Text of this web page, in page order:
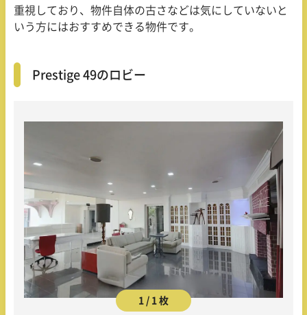
重視しており、物件自体の古さなどは気にしていないと
いう方にはおすすめできる物件です。
Prestige 49のロビー
1 / 1 枚